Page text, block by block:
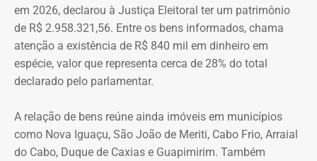
segundo a Ação Popular, foram as publicações em que
Crivella aparece anunciando entregas de obras e
reformas de praças, além de mensagens em primeira
pessoa, como: “Estamos aqui recuperando os aparelhos
da praça”.
*Com informações do g1
em 2026, declarou à Justiça Eleitoral ter um patrimônio
de R$ 2.958.321,56. Entre os bens informados, chama
atenção a existência de R$ 840 mil em dinheiro em
espécie, valor que representa cerca de 28% do total
declarado pelo parlamentar.
A relação de bens reúne ainda imóveis em municípios
como Nova Iguaçu, São João de Meriti, Cabo Frio, Arraial
do Cabo, Duque de Caxias e Guapimirim. Também